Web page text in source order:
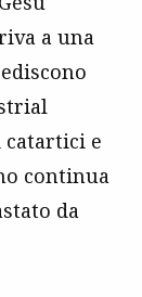
a una
e
continua
da